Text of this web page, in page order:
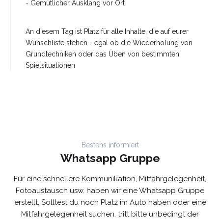
- Gemütlicher Ausklang vor Ort
An diesem Tag ist Platz für alle Inhalte, die auf eurer
Wunschliste stehen - egal ob die Wiederholung von
Grundtechniken oder das Üben von bestimmten
Spielsituationen
Bestens informiert
Whatsapp Gruppe
Für eine schnellere Kommunikation, Mitfahrgelegenheit,
Fotoaustausch usw. haben wir eine Whatsapp Gruppe
erstellt. Solltest du noch Platz im Auto haben oder eine
Mitfahrgelegenheit suchen, tritt bitte unbedingt der